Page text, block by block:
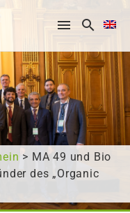
> MA 49 und Bio
des „Organic